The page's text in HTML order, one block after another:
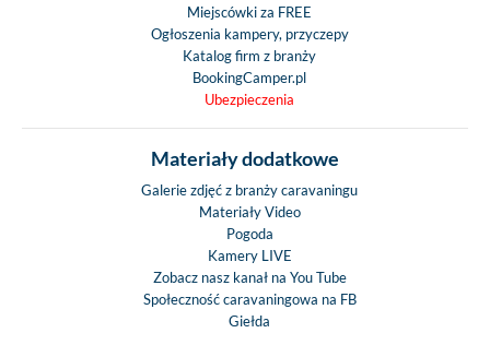
Miejscówki za FREE
Ogłoszenia kampery, przyczepy
Katalog firm z branży
BookingCamper.pl
Ubezpieczenia
Materiały dodatkowe
Galerie zdjęć z branży caravaningu
Materiały Video
Pogoda
Kamery LIVE
Zobacz nasz kanał na You Tube
Społeczność caravaningowa na FB
Giełda